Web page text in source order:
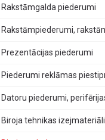
Rakstāmgalda piederumi
Rakstāmpiederumi,
Prezentācijas piederumi
Piederumi reklāmas
Datoru piederumi,
Biroja tehnikas izejmateriāli